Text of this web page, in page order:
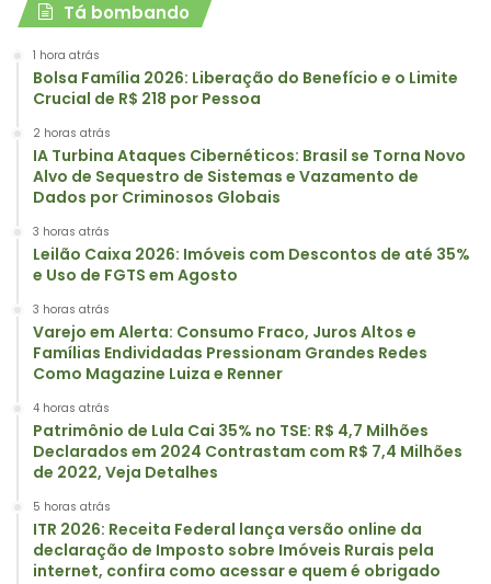
Tá bombando
1 hora atrás
Bolsa Família 2026: Liberação do Benefício e o Limite
Crucial de R$ 218 por Pessoa
2 horas atrás
IA Turbina Ataques Cibernéticos: Brasil se Torna Novo
Alvo de Sequestro de Sistemas e Vazamento de
Dados por Criminosos Globais
3 horas atrás
Leilão Caixa 2026: Imóveis com Descontos de até 35%
e Uso de FGTS em Agosto
3 horas atrás
Varejo em Alerta: Consumo Fraco, Juros Altos e
Famílias Endividadas Pressionam Grandes Redes
Como Magazine Luiza e Renner
4 horas atrás
Patrimônio de Lula Cai 35% no TSE: R$ 4,7 Milhões
Declarados em 2024 Contrastam com R$ 7,4 Milhões
de 2022, Veja Detalhes
5 horas atrás
ITR 2026: Receita Federal lança versão online da
declaração de Imposto sobre Imóveis Rurais pela
internet, confira como acessar e quem é obrigado